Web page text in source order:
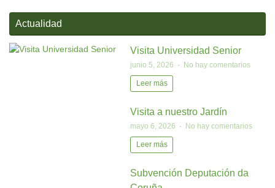
Actualidad
Visita Universidad Senior
junio 5, 2026 No hay comentarios
Leer más
Visita a nuestro Jardín
mayo 6, 2026 No hay comentarios
Leer más
Subvención Deputación da